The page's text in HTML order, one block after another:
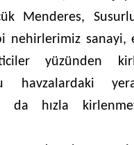
Menderes,
nehirlerimiz sanayi,
yüzünden
havzalardaki
da hızla